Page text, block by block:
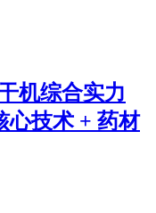
机综合实力
心技术 + 药材